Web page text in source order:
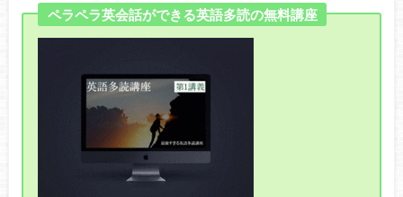
ペラペラ英会話ができる英語多読の無料講座